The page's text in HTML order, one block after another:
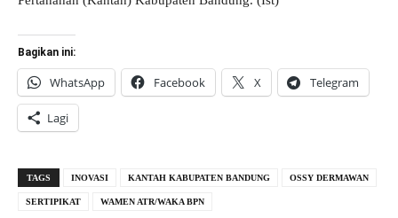
Bagikan ini:
WhatsApp Facebook X Telegram
Lagi
TAGS INOVASI KANTAH KABUPATEN BANDUNG OSSY DERMAWAN
SERTIPIKAT WAMEN ATR/WAKA BPN